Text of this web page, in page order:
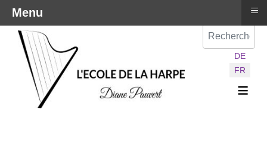
Sélectionnez
DE
FR
≡
Menu ≡